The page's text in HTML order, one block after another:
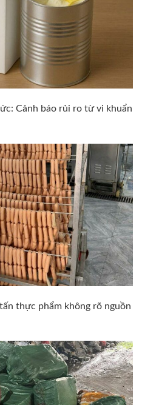
Cảnh báo rủi ro từ vi khuẩn
thực phẩm không rõ nguồn